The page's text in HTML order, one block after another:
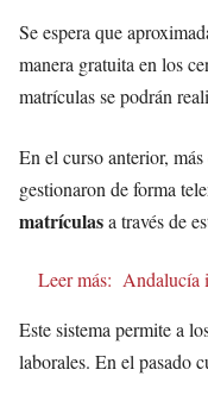
Se espera que
manera gratuita en los
matrículas se podrán
En el curso anterior,
gestionaron de forma
matrículasa través de
Leer más: Andalucía
Este sistema permite a
laborales. En el pasado